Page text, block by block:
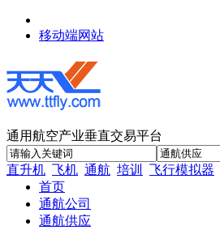
移动端网站
通用航空产业垂直交易平台
直升机 飞机 通航 培训 飞行模拟器
首页
通航公司
通航供应